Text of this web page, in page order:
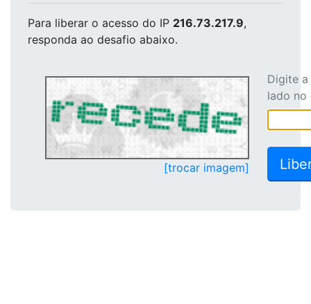
Para liberar o acesso do IP 216.73.217.9,
responda ao desafio abaixo.
[trocar imagem]
Digite
lado no